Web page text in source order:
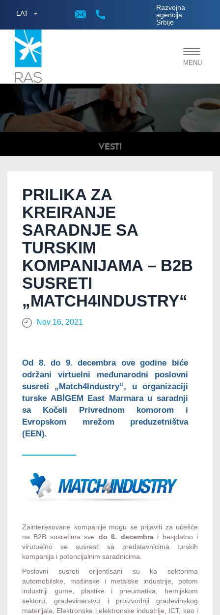
LAT
Razvojna
agencija
Srbije
;
Toggle
MENU
VESTI
PRILIKA ZA
KREIRANJE
SARADNJE SA
TURSKIM
KOMPANIJAMA – B2B
SUSRETI
„MATCH4INDUSTRY“
Nov 16, 2021
Od 8. do 9. decembra ove godine biće
održani virtuelni međunarodni poslovni
susreti „Match4Industry“, u organizaciji
turske ABİGEM East Marmara u saradnji
sa Kočeli Privrednom komorom i
Evropskom mrežom preduzetništva
(EEN).
Zainteresovane kompanije mogu se prijaviti za učešće
na B2B susretima sve do 6. decembrai besplatno i
virutuelno se susresti sa predstavnicima turskih
kompanija i potencijalnim saradnicima.
Poslovni susreti orijentisani su ka sektorima
automobilske, mašinske i metalske industrije, potom
industriji gume, plastike i pneumatika, hemijskom
sektoru, građevinarstvu i proizvodnji građevinskog
materijala, Elektronske i elektronske industrije, ICT, kao i